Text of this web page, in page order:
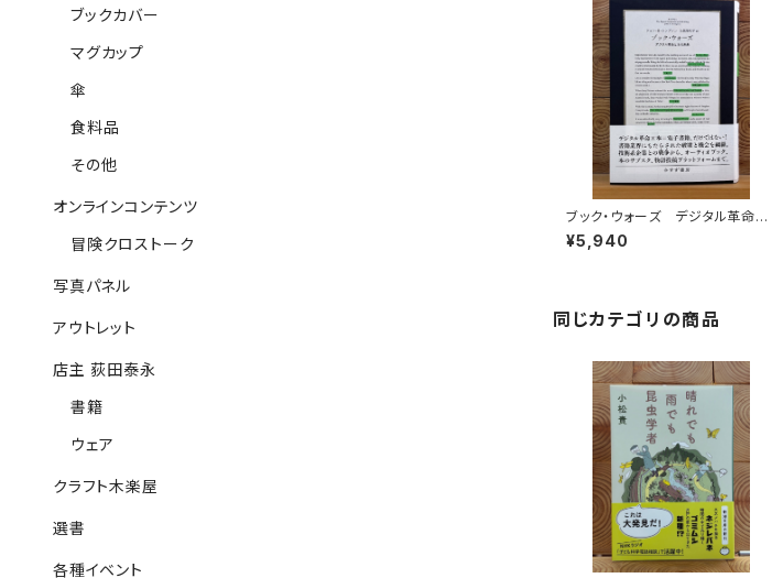
ブック・ウォーズ デジタル革命と
本の未来
¥5,940
同じカテゴリの商品
ブックカバー
マグカップ
傘
食料品
その他
オンラインコンテンツ
冒険クロストーク
写真パネル
アウトレット
店主 荻田泰永
書籍
ウェア
クラフト木楽屋
選書
各種イベント